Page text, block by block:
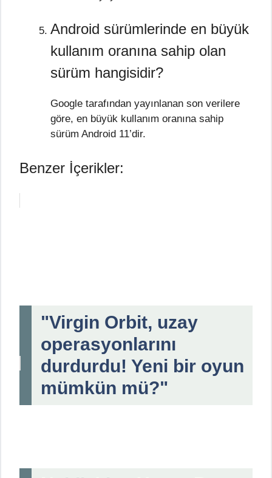
Android sürümlerinde en büyük
kullanım oranına sahip olan
sürüm hangisidir?
Google tarafından yayınlanan son verilere
göre, en büyük kullanım oranına sahip
sürüm Android 11’dir.
Benzer İçerikler:
"Virgin Orbit, uzay
operasyonlarını
durdurdu! Yeni bir oyun
mümkün mü?"